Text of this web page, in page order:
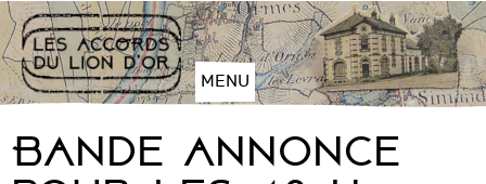
Aller
au
contenu
Plan
site
Aller
MENU
Bande annonce